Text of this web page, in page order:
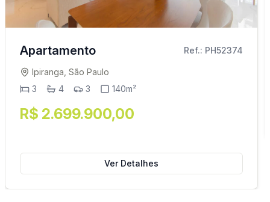
Apartamento Ref.: PH52374
Ipiranga, São Paulo
3
4 3 140m²
R$ 2.699.900,00
Ver Detalhes